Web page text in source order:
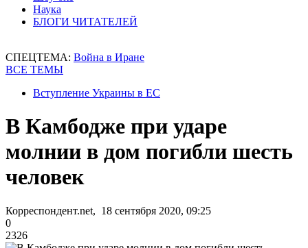
Наука
БЛОГИ ЧИТАТЕЛЕЙ
СПЕЦТЕМА: Война в Иране
ВСЕ ТЕМЫ
Вступление Украины в ЕС
В Камбодже при ударе
молнии в дом погибли шесть
человек
Корреспондент.net, 18 сентября 2020, 09:25
0
2326